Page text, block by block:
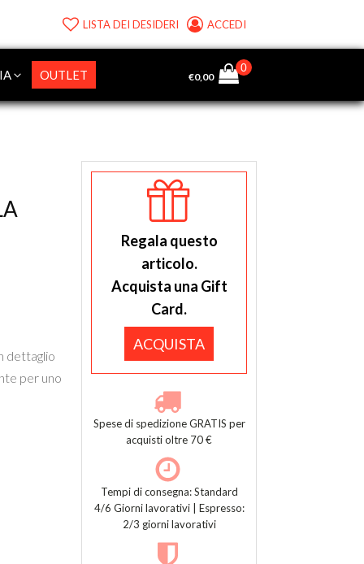
LISTA DEI DESIDERI ACCEDI
OUTLET €0,00
dettaglio
per uno
Regala questo
articolo.
Acquista una Gift
Card.
ACQUISTA
Spese di spedizione GRATIS per
acquisti oltre 70 €
Tempi di consegna: Standard
4/6 Giorni lavorativi | Espresso:
2/3 giorni lavorativi